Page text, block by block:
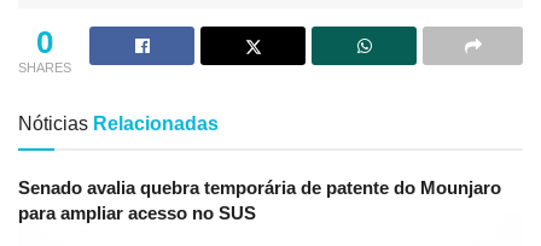
0
SHARES
Nóticias Relacionadas
Senado avalia quebra temporária de patente do Mounjaro
para ampliar acesso no SUS